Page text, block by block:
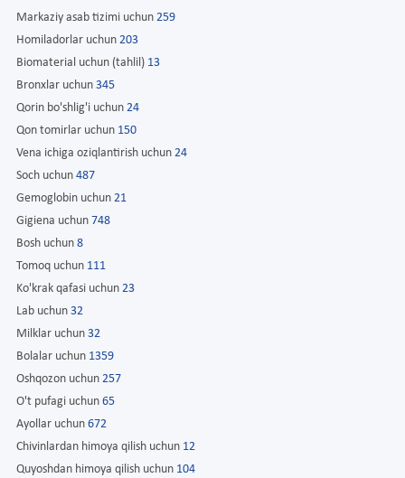
Markaziy asab tizimi uchun 259
Homiladorlar uchun 203
Biomaterial uchun (tahlil) 13
Bronxlar uchun 345
Qorin bo'shlig'i uchun 24
Qon tomirlar uchun 150
Vena ichiga oziqlantirish uchun 24
Soch uchun 487
Gemoglobin uchun 21
Gigiena uchun 748
Bosh uchun 8
Tomoq uchun 111
Ko'krak qafasi uchun 23
Lab uchun 32
Milklar uchun 32
Bolalar uchun 1359
Oshqozon uchun 257
O't pufagi uchun 65
Ayollar uchun 672
Chivinlardan himoya qilish uchun 12
Quyoshdan himoya qilish uchun 104